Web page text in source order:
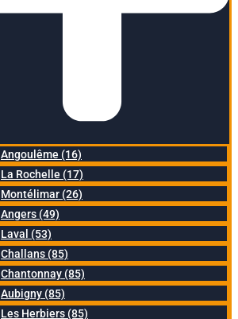
Angoulême (16)
La Rochelle (17)
Montélimar (26)
Angers (49)
Laval (53)
Challans (85)
Chantonnay (85)
Aubigny (85)
Les Herbiers (85)